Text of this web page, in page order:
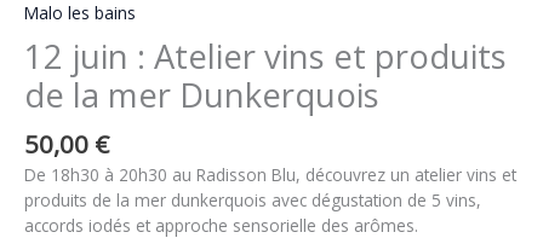
Malo les bains
12 juin : Atelier vins et produits
de la mer Dunkerquois
50,00 €
De 18h30 à 20h30 au Radisson Blu, découvrez un atelier vins et
produits de la mer dunkerquois avec dégustation de 5 vins,
accords iodés et approche sensorielle des arômes.